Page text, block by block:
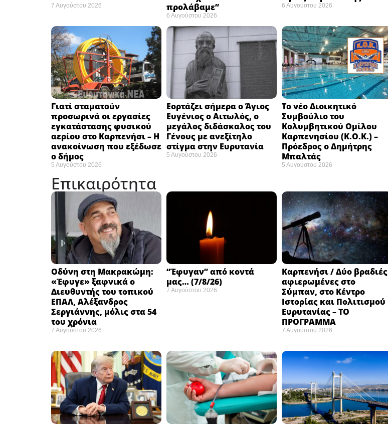
7 Αυγούστου 2026
προλάβαμε”
6 Αυγούστου 2026
6 Αυγούστου 2026
Γιατί σταματούν
προσωρινά οι εργασίες
εγκατάστασης φυσικού
αερίου στο Καρπενήσι – Η
ανακοίνωση που εξέδωσε
ο δήμος
5 Αυγούστου 2026
Εορτάζει σήμερα ο Άγιος
Ευγένιος ο Αιτωλός, ο
μεγάλος διδάσκαλος του
Γένους με ανεξίτηλο
στίγμα στην Ευρυτανία
5 Αυγούστου 2026
Το νέο Διοικητικό
Συμβούλιο του
Κολυμβητικού Ομίλου
Καρπενησίου (Κ.Ο.Κ.) –
Πρόεδρος ο Δημήτρης
Μπαλτάς
5 Αυγούστου 2026
Επικαιρότητα
Οδύνη στη Μακρακώμη:
«Έφυγε» ξαφνικά ο
Διευθυντής του τοπικού
ΕΠΑΛ, Αλέξανδρος
Σεργιάννης, μόλις στα 54
του χρόνια
7 Αυγούστου 2026
“Έφυγαν” από κοντά
μας… (7/8/26)
7 Αυγούστου 2026
Καρπενήσι / Δύο βραδιές
αφιερωμένες στο
Σύμπαν, στο Κέντρο
Ιστορίας και Πολιτισμού
Ευρυτανίας – ΤΟ
ΠΡΟΓΡΑΜΜΑ
7 Αυγούστου 2026